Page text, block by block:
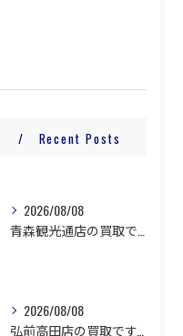
Recent Posts
2026/08/08
2026/08/08